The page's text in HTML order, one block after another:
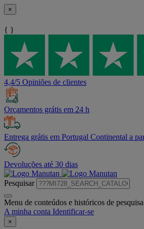
×
{ }
4,4/5 Opiniões de clientes
Orçamentos grátis em 24 h
Entrega grátis em Portugal Continental a
Devoluções até 30 dias
Pesquisar
Menu de conteúdos e históricos de
A minha conta Identificar-se
×